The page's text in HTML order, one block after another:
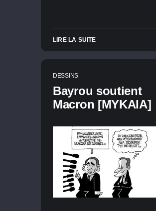
LIRE LA SUITE
DESSINS
Bayrou soutient
Macron [MYKAIA]